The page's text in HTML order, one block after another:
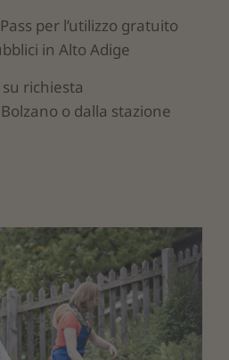
per l’utilizzo gratuito
in Alto Adige
richiesta
o dalla stazione